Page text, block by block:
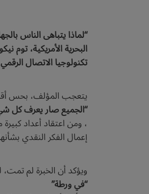
“لماذا يتباهى الناس
البحرية الأمريكية، توم
تكنولوجيا الاتصال
يتعجب المؤلف، بحس
“الجميع صار يعرف كل
، ومن اعتقاد أعداد
إعمال الفكر النقدي
ويؤكد أن الخبرة لم تمت،
“في ورطة”